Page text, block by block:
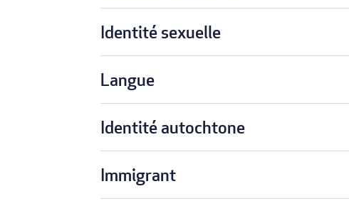
Identité sexuelle
Langue
Identité autochtone
Immigrant